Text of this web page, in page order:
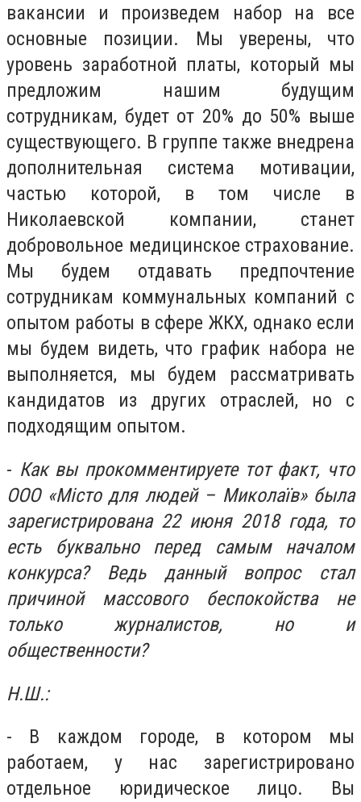
вакансии и произведем набор на все
основные позиции. Мы уверены, что
уровень заработной платы, который мы
предложим нашим будущим
сотрудникам, будет от 20% до 50% выше
существующего. В группе также внедрена
дополнительная система мотивации,
частью которой, в том числе в
Николаевской компании, станет
добровольное медицинское страхование.
Мы будем отдавать предпочтение
сотрудникам коммунальных компаний с
опытом работы в сфере ЖКХ, однако если
мы будем видеть, что график набора не
выполняется, мы будем рассматривать
кандидатов из других отраслей, но с
подходящим опытом.
- Как вы прокомментируете тот факт, что
ООО «Місто для людей – Миколаїв» была
зарегистрирована 22 июня 2018 года, то
есть буквально перед самым началом
конкурса? Ведь данный вопрос стал
причиной массового беспокойства не
только журналистов, но и
общественности?
Н.Ш.:
- В каждом городе, в котором мы
работаем, у нас зарегистрировано
отдельное юридическое лицо. Вы